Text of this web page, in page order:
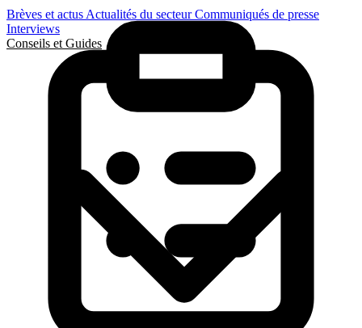
Brèves et actus Actualités du secteurCommuniqués de presse
Interviews
Conseils et Guides